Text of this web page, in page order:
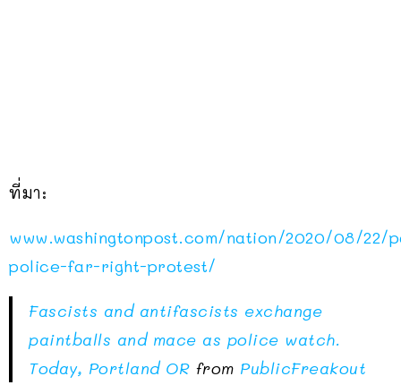
ที่มา:
www.washingtonpost.com/nation/2020/08/22/
police-far-right-protest/
Fascists and antifascists exchange
paintballs and mace as police watch.
Today, Portland OR from PublicFreakout